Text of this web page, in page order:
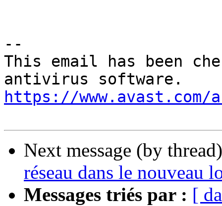
--
This email has been
https://
Next message (by
réseau dans le nouveau
Messages triés par : [